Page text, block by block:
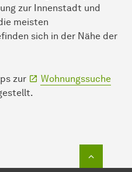
zur Innenstadt und
meisten
sich in der Nähe der
zur
Wohnungssuche